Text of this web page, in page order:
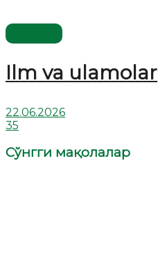
Ilm va ulamolar
22.06.2026
35
Сўнгги мақолалар